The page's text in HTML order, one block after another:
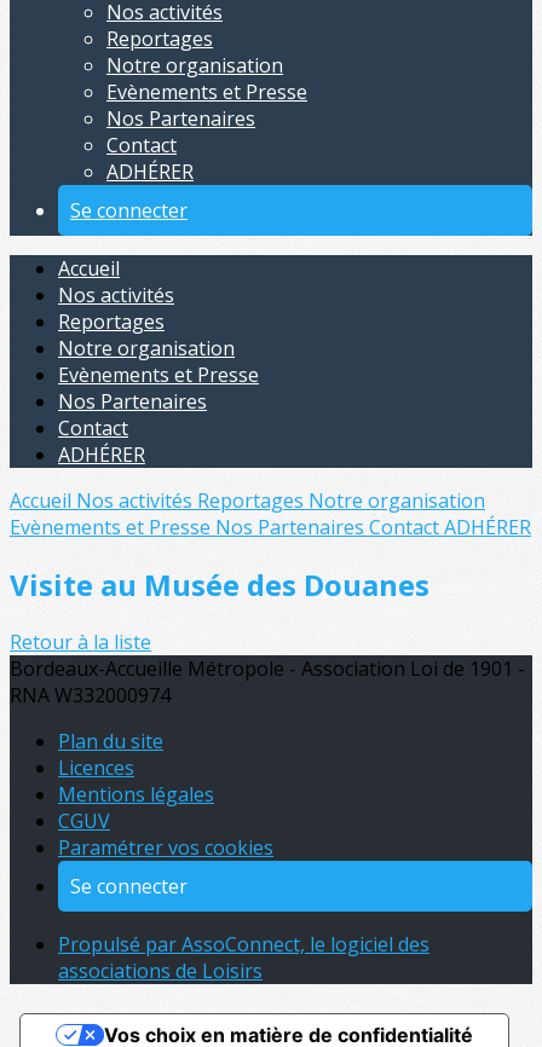
Nos activités
Reportages
Notre organisation
Evènements et Presse
Nos Partenaires
Contact
ADHÉRER
Se connecter
Accueil
Nos activités
Reportages
Notre organisation
Evènements et Presse
Nos Partenaires
Contact
ADHÉRER
Accueil Nos activités Reportages Notre organisation
Evènements et Presse Nos Partenaires ContactADHÉRER
Visite au Musée des Douanes
Retour à la liste
Bordeaux-Accueille Métropole - Association Loi de 1901 -
RNA W332000974
Plan du site
Licences
Mentions légales
CGUV
Paramétrer vos cookies
Se connecter
Propulsé par AssoConnect, le logiciel des
associations de Loisirs
Vos choix en matière de confidentialité